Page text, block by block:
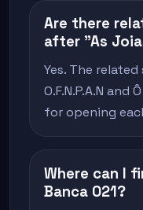
Are there
after "As
Yes. The
O.F.N.P.A.N
for opening
Where can I
Banca 021?